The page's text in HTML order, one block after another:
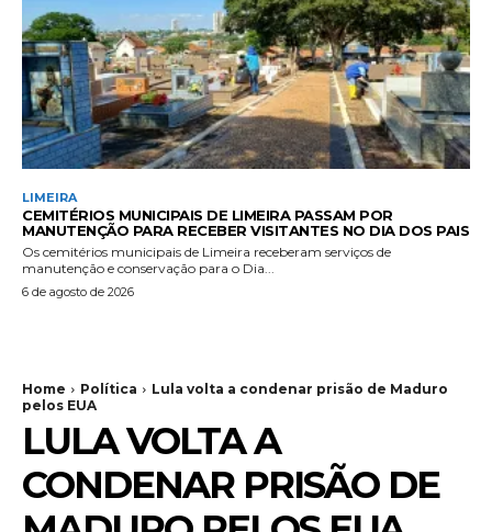
LIMEIRA
CEMITÉRIOS MUNICIPAIS DE LIMEIRA PASSAM POR
MANUTENÇÃO PARA RECEBER VISITANTES NO DIA DOS PAIS
Os cemitérios municipais de Limeira receberam serviços de
manutenção e conservação para o Dia...
6 de agosto de 2026